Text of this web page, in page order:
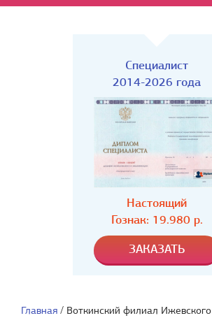
Специалист
2014-2026 года
Настоящий
Гознак: 19.980 р.
Главная / Воткинский филиал Ижевского